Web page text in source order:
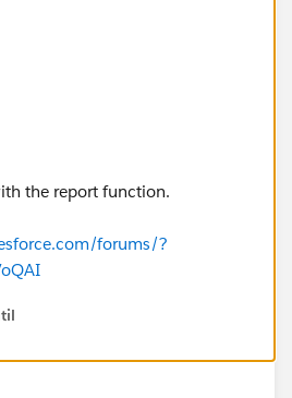
the report function.
forums/?